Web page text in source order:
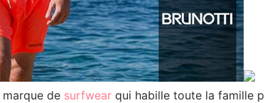
de surfwearqui habille toute la famille